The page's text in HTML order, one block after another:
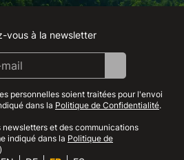
Instagram
Facebook
Linkedin
Youtube
vous à la newsletter
personnelles soient traitées pour l'envoi
dans la Politique de Confidentialité.
et des communications
indiqué dans la Politique de